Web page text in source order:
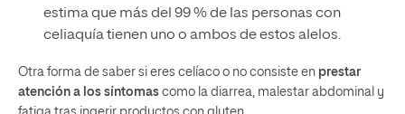
estima que más del 99 % de las personas con
celiaquía tienen uno o ambos de estos alelos.
Otra forma de saber si eres celíaco o no consiste en prestar
atención a los síntomas como la diarrea, malestar abdominal y